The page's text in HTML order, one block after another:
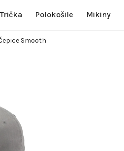
Trička Polokošile Mikiny
Smooth